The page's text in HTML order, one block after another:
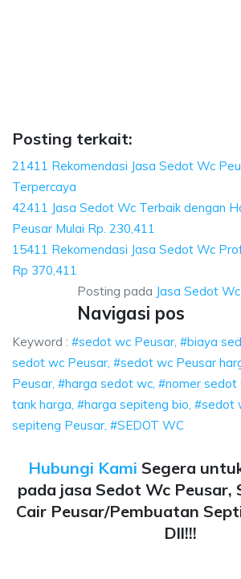
Posting terkait:
21411 Rekomendasi Jasa Sedot Wc
Terpercaya
42411 Jasa Sedot Wc Terbaik dengan
Peusar Mulai Rp. 230,411
15411 Rekomendasi Jasa Sedot Wc
Rp 370,411
Posting pada Jasa Sedot
Navigasi pos
Keyword : #sedot wc Peusar, #biaya
sedot wc Peusar, #sedot wc Peusar
Peusar, #harga sedot wc, #nomer
tank harga, #harga sepiteng bio, #sedot
sepiteng Peusar, #SEDOT WC
Hubungi Kami Segera
pada jasa Sedot Wc Peusar,
Cair Peusar/Pembuatan
Dll!!!